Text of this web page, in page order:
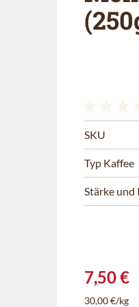
SKU
Typ Kaffee
Stärke
7,50 €
30,00 €/kg